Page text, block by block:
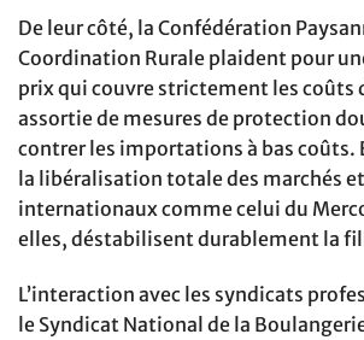
De leur côté, la Confédération
Coordination Rurale plaident pour
prix qui couvre strictement les coûts
assortie de mesures de protection
contrer les importations à bas coûts.
la libéralisation totale des marchés
internationaux comme celui du
elles, déstabilisent durablement la
L’interaction avec les syndicats
le Syndicat National de la